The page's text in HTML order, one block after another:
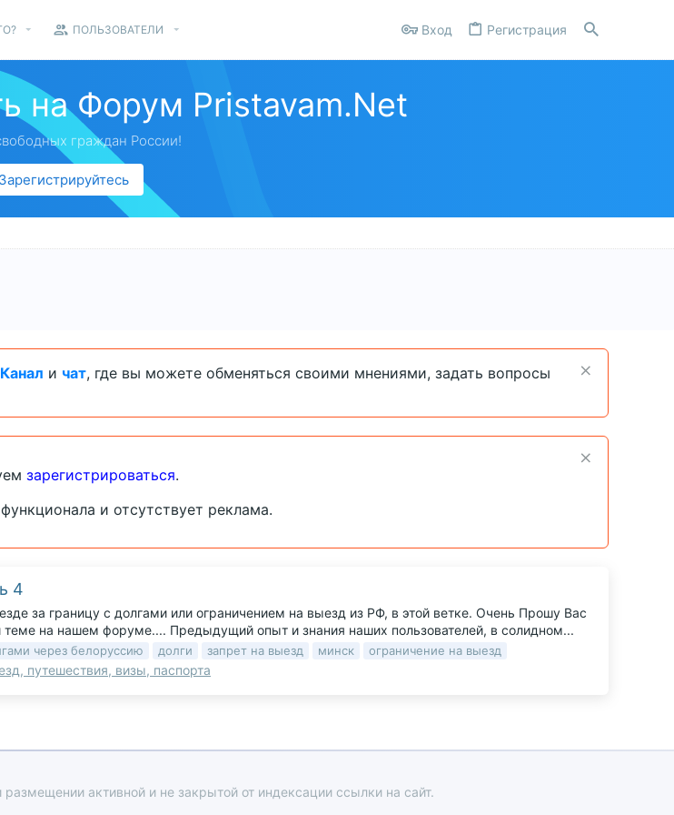
ПОЛЬЗОВАТЕЛИ Вход Регистрация
на Форум Pristavam.Net
граждан России!
Зарегистрируйтесь
Канал и чат, где вы можете обменяться своими мнениями, задать вопросы
зарегистрироваться.
и отсутствует реклама.
4
за границу с долгами или ограничением на выезд из РФ, в этой ветке. Очень Прошу Вас
на нашем форуме.... Предыдущий опыт и знания наших пользователей, в солидном...
через белоруссию долги запрет на выезд минск
ограничение на выезд
путешествия, визы, паспорта
активной и не закрытой от индексации ссылки на сайт.